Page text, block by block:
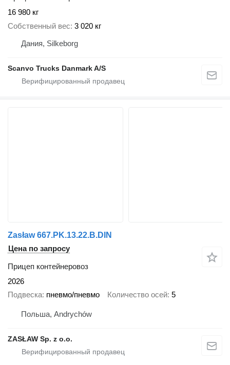
16 980 кг
Собственный вес 3 020 кг
Дания, Silkeborg
Scanvo Trucks Danmark A/S
Zasław 667.PK.13.22.B.DIN
Цена по запросу
Прицеп контейнеровоз
2026
Подвеска пневмо/пневмо Количество осей 5
Польша, Andrychów
ZASŁAW Sp. z o.o.